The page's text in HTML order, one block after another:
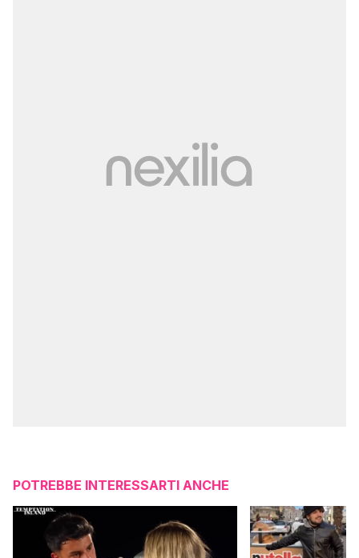
POTREBBE INTERESSARTI ANCHE